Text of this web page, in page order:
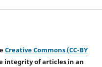
Creative Commons (CC-BY
integrity of articles in an